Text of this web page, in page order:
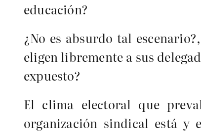
educación?
¿No es absurdo tal
eligen libremente a sus
expuesto?
El clima electoral que
organización sindical está